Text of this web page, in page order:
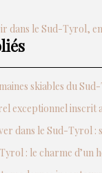
dans le Sud-Tyrol,
skiables du
exceptionnel inscrit
dans le Sud-Tyrol
: le charme d’un